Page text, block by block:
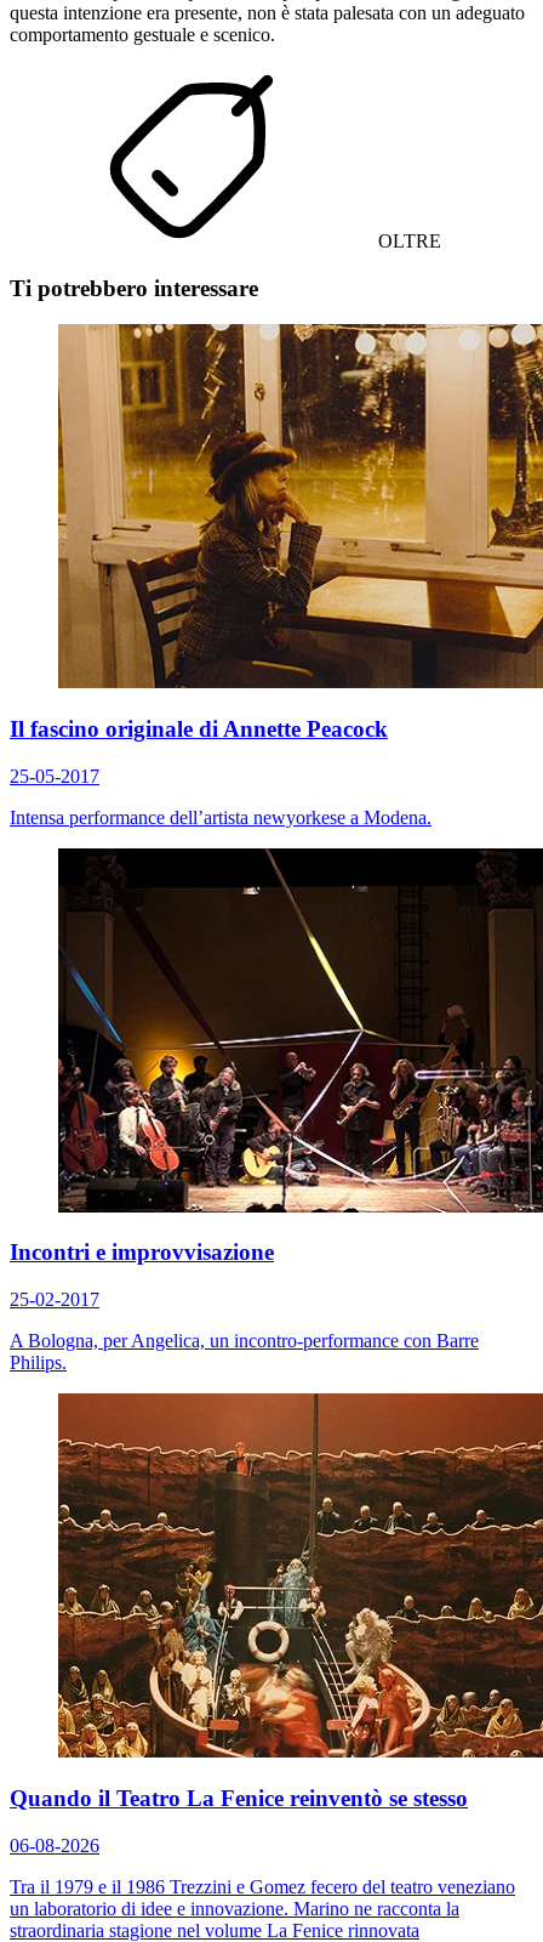
questa intenzione era presente, non è stata palesata con un adeguato
comportamento gestuale e scenico.
OLTRE
Ti potrebbero interessare
Il fascino originale di Annette Peacock
25-05-2017
Intensa performance dell’artista newyorkese a Modena.
Incontri e improvvisazione
25-02-2017
A Bologna, per Angelica, un incontro-performance con Barre
Philips.
Quando il Teatro La Fenice reinventò se stesso
06-08-2026
Tra il 1979 e il 1986 Trezzini e Gomez fecero del teatro veneziano
un laboratorio di idee e innovazione. Marino ne racconta la
straordinaria stagione nel volume La Fenice rinnovata